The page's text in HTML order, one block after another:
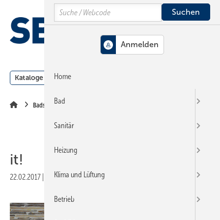
Hauptinhalt
Hauptmenü
SiteSearch
Kataloge Meldungen
Badserien
it!
22.02.2017 Veröffentlicht inAusgabe 05-2017
Search
Home
Bad
Sanitär
Heizung
Klima und Lüftung
Betrieb